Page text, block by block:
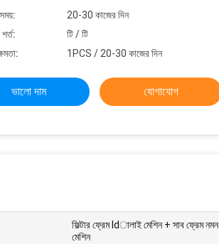
20-30 কাজের দিন
টি / টি
1PCS / 20-30 কাজের দিন
ভালো দাম যোগাযোগ
ফিল্টার ফ্রেম ldালাই মেশিন + সাব ফ্রেম নমন
মেশিন